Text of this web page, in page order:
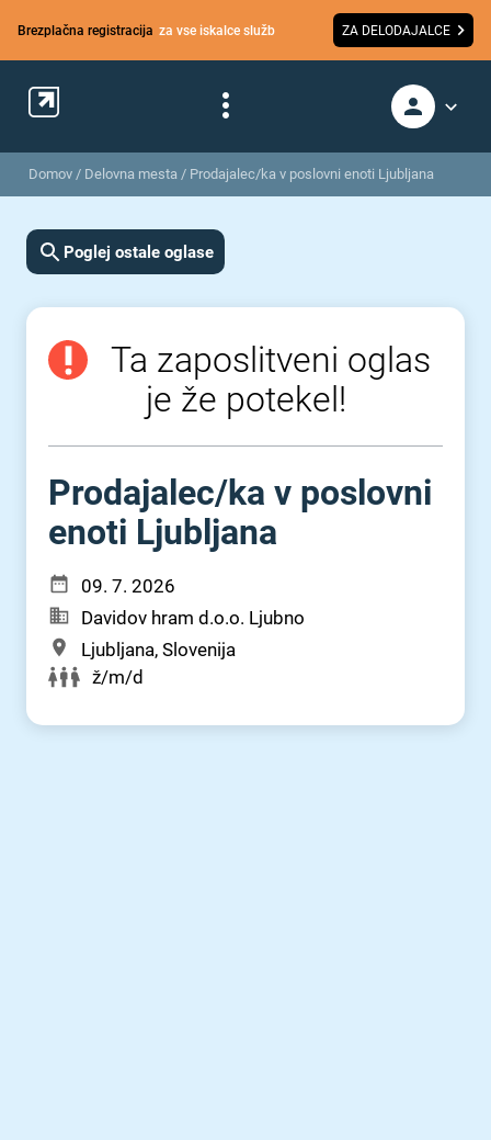
Brezplačna registracija za vse iskalce služb ZA DELODAJALCE
Domov / Delovna mesta / Prodajalec/ka v poslovni enoti Ljubljana
Poglej ostale oglase
Ta zaposlitveni oglas
je že potekel!
Prodajalec⁠/⁠ka v poslovni
enoti Ljubljana
09. 7. 2026
Davidov hram d.o.o. Ljubno
Ljubljana, Slovenija
ž/m/d